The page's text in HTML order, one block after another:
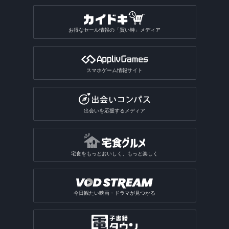
ビリヤードゲームアプリ
モンスト系ゲームアプリ
不思議のダンジョン系アプリ
3Dサンドボックスアプリ
クラロワ系対戦ゲームアプリ
バイト探しアプリ
インターンアプリ
人材派遣求人情報アプリ
アバターSNSアプリ
四柱推命アプリ
動物占いアプリ
おみくじアプリ
性格診断アプリ
宝くじアプリ
公営ギャンブルアプリ
芸術鑑賞アプリ
サブカルチャーアプリ
VTuberアプリ
テレビアプリ
テレビアプリ総合
TV番組表アプリ
テレビリモコンアプリ
オタクアプリ総合
動画モザイクアプリ
動画分割アプリ
動画に文字を入れるアプリ
写真を動画にするアプリ
動画を写真にするアプリ
お得なセール情報の「買い時」メディア
スマホゲーム情報サイト
出会いを応援するメディア
宅食をもっとおいしく、もっと楽しく
今日観たい映画・ドラマが見つかる